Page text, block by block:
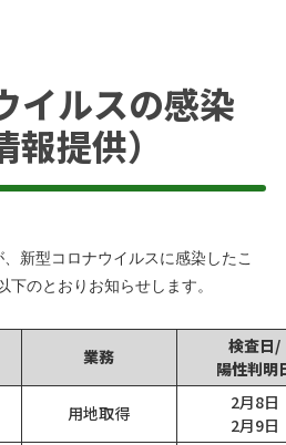
イルスの感染
提供）
新型コロナウイルスに感染したこ
下のとおりお知らせします。
業務
検査日/
陽性判明
用地取得
2月8日
2月9日